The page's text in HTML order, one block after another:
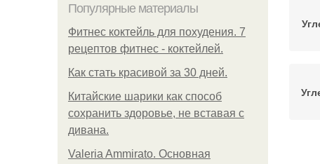
Популярные материалы
Фитнес коктейль для похудения. 7
рецептов фитнес - коктейлей.
Как стать красивой за 30 дней.
Китайские шарики как способ
сохранить здоровье, не вставая с
дивана.
Valeria Ammirato. Основная